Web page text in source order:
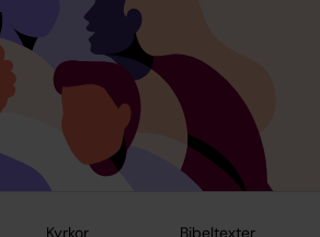
Kyrkor Bibeltexter